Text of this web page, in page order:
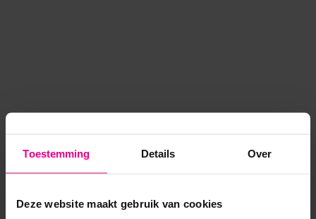
Toestemming Details Over
Deze website maakt gebruik van cookies